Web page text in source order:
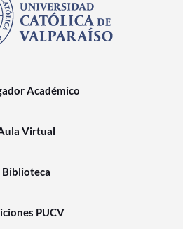
Académico
Virtual
Biblioteca
PUCV